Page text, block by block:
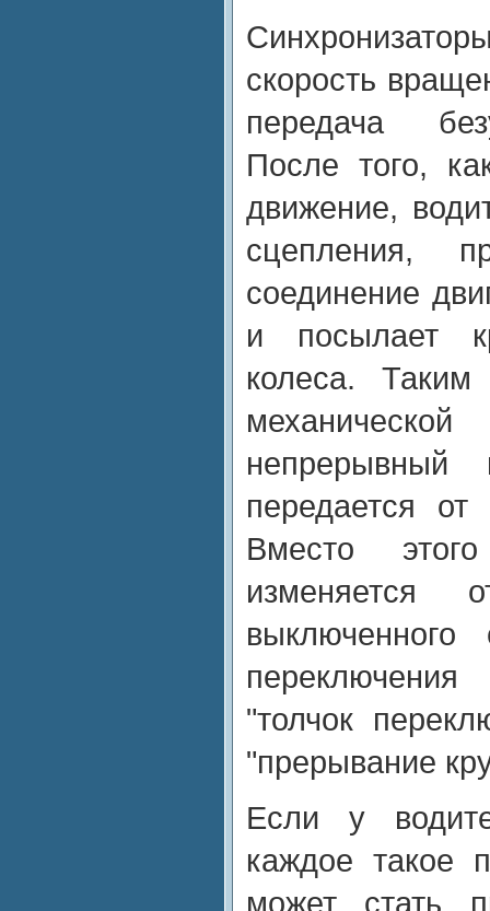
скорость
передача
После того,
движение,
сцепления,
соединение
и посылает
колеса.
передается от
Вместо
изменяется
"толчок
"прерывание
Если у
каждое такое
может стать